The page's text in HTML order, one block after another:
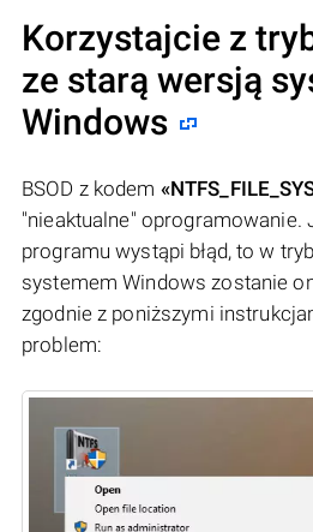
Korzystajcie z
ze starą wersją
Windows
BSOD z kodem
"nieaktualne" oprogramowanie.
programu wystąpi błąd, to w
systemem Windows zostanie
zgodnie z poniższymi
problem: